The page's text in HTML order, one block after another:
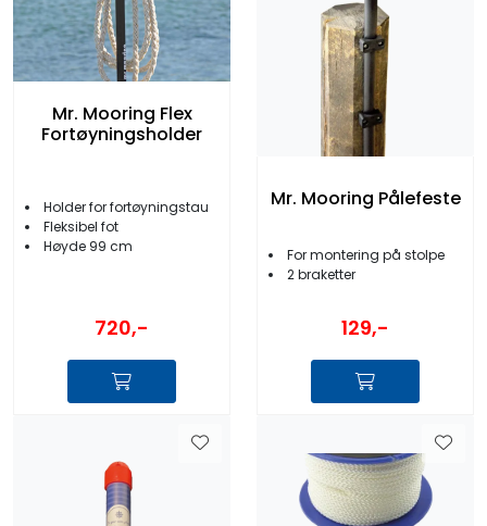
Mr. Mooring Flex
Fortøyningsholder
Holder for fortøyningstau
Fleksibel fot
Høyde 99 cm
720,-
Mr. Mooring Pålefeste
For montering på stolpe
2 braketter
129,-